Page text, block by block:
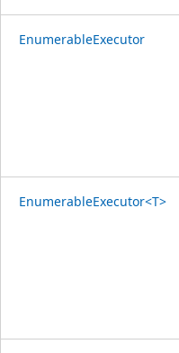
EnumerableExecutor
EnumerableExecutor<T>